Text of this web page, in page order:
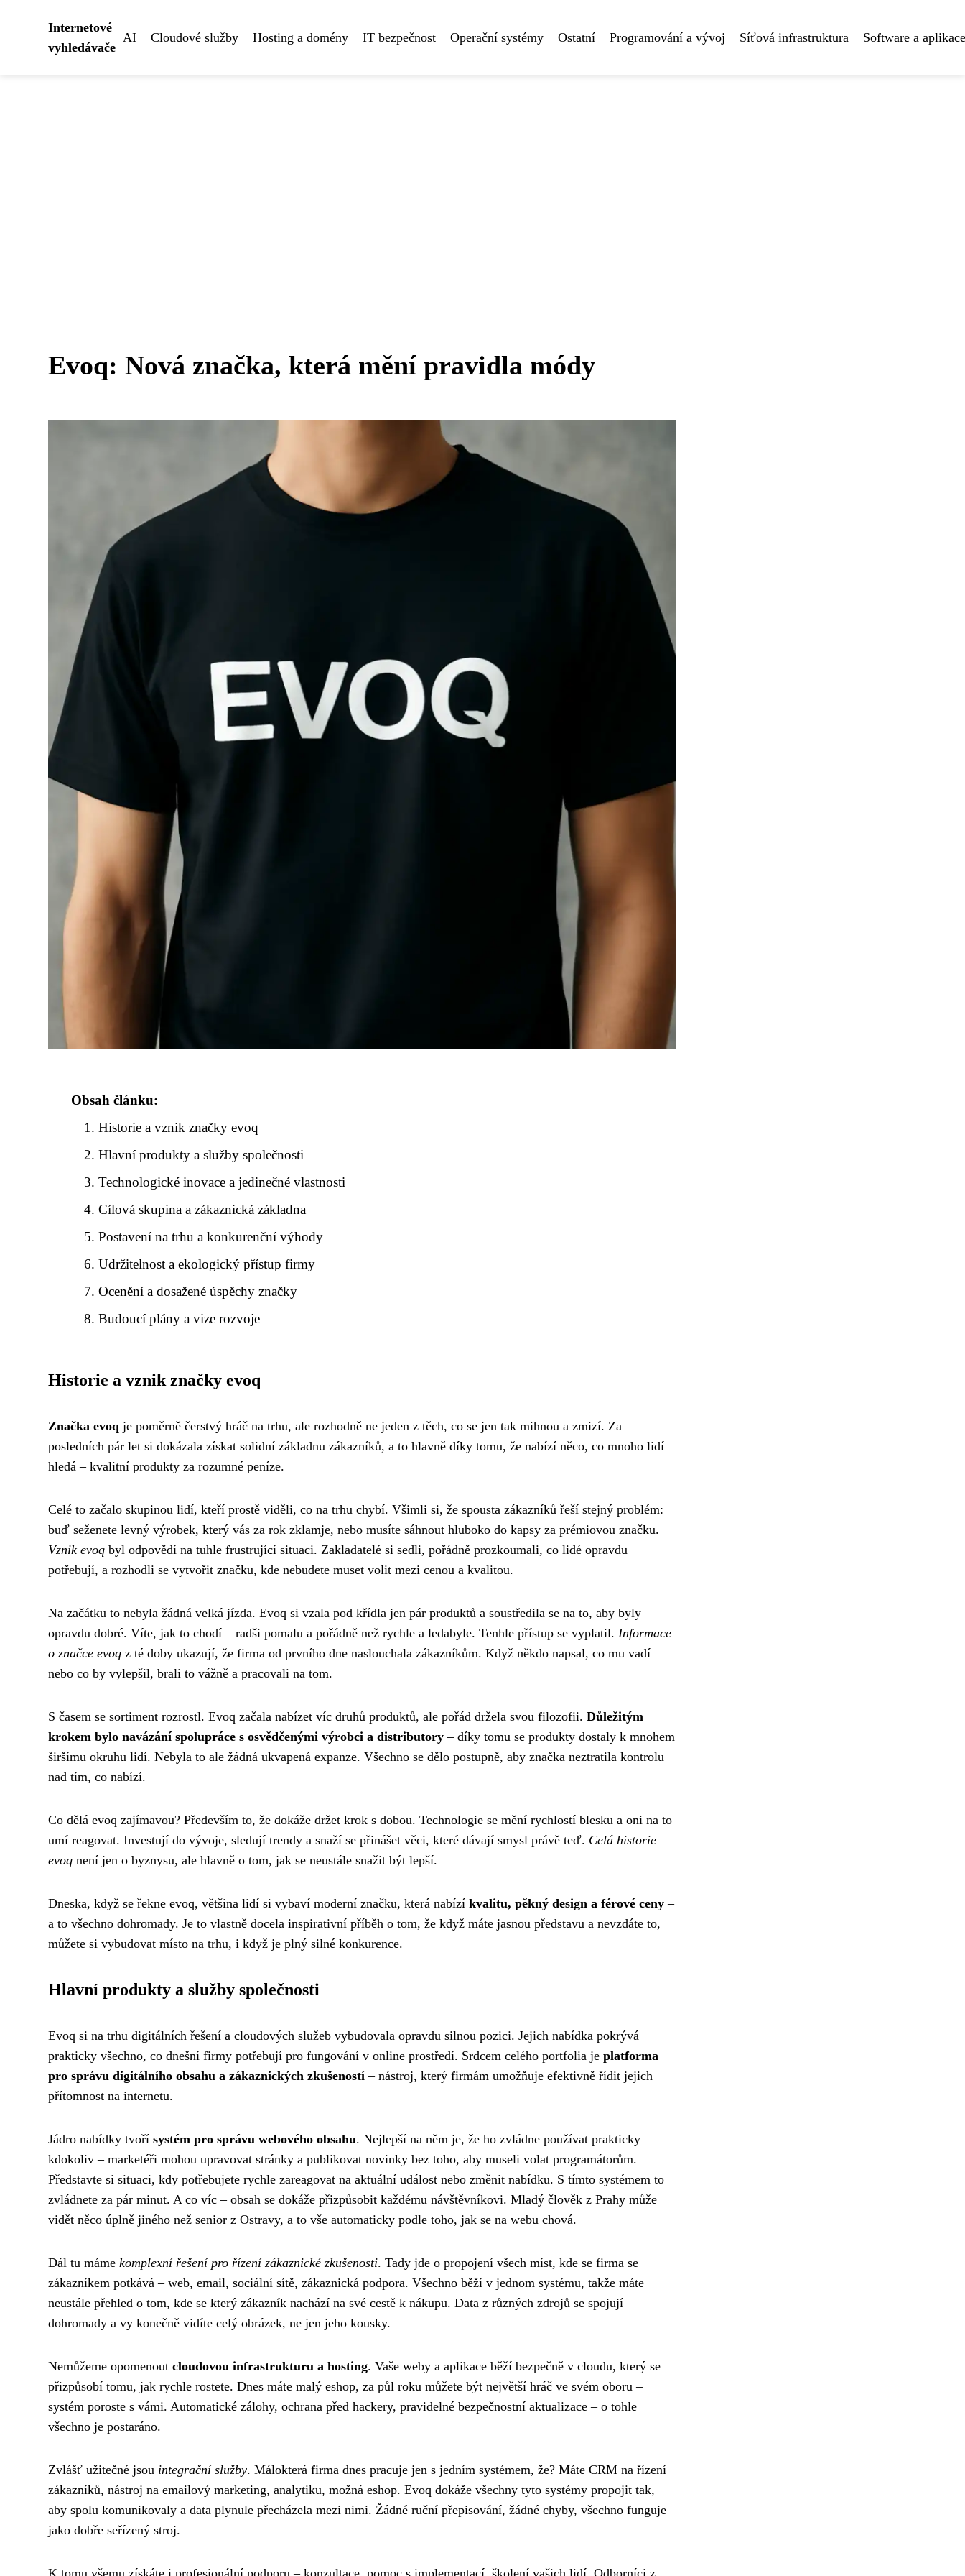
Internetové
vyhledávače
AI Cloudové služby Hosting a domény IT bezpečnost Operační systémy Ostatní Programování a vývoj Síťová infrastruktura Software a aplikace
Evoq: Nová značka, která mění pravidla módy
Obsah článku:
Historie a vznik značky evoq
Hlavní produkty a služby společnosti
Technologické inovace a jedinečné vlastnosti
Cílová skupina a zákaznická základna
Postavení na trhu a konkurenční výhody
Udržitelnost a ekologický přístup firmy
Ocenění a dosažené úspěchy značky
Budoucí plány a vize rozvoje
Historie a vznik značky evoq
Značka evoq je poměrně čerstvý hráč na trhu, ale rozhodně ne jeden z těch, co se jen tak mihnou a zmizí. Za
posledních pár let si dokázala získat solidní základnu zákazníků, a to hlavně díky tomu, že nabízí něco, co mnoho lidí
hledá – kvalitní produkty za rozumné peníze.
Celé to začalo skupinou lidí, kteří prostě viděli, co na trhu chybí. Všimli si, že spousta zákazníků řeší stejný problém:
buď seženete levný výrobek, který vás za rok zklamje, nebo musíte sáhnout hluboko do kapsy za prémiovou značku.
Vznik evoq byl odpovědí na tuhle frustrující situaci. Zakladatelé si sedli, pořádně prozkoumali, co lidé opravdu
potřebují, a rozhodli se vytvořit značku, kde nebudete muset volit mezi cenou a kvalitou.
Na začátku to nebyla žádná velká jízda. Evoq si vzala pod křídla jen pár produktů a soustředila se na to, aby byly
opravdu dobré. Víte, jak to chodí – radši pomalu a pořádně než rychle a ledabyle. Tenhle přístup se vyplatil. Informace
o značce evoq z té doby ukazují, že firma od prvního dne naslouchala zákazníkům. Když někdo napsal, co mu vadí
nebo co by vylepšil, brali to vážně a pracovali na tom.
S časem se sortiment rozrostl. Evoq začala nabízet víc druhů produktů, ale pořád držela svou filozofii. Důležitým
krokem bylo navázání spolupráce s osvědčenými výrobci a distributory – díky tomu se produkty dostaly k mnohem
širšímu okruhu lidí. Nebyla to ale žádná ukvapená expanze. Všechno se dělo postupně, aby značka neztratila kontrolu
nad tím, co nabízí.
Co dělá evoq zajímavou? Především to, že dokáže držet krok s dobou. Technologie se mění rychlostí blesku a oni na to
umí reagovat. Investují do vývoje, sledují trendy a snaží se přinášet věci, které dávají smysl právě teď. Celá historie
evoq není jen o byznysu, ale hlavně o tom, jak se neustále snažit být lepší.
Dneska, když se řekne evoq, většina lidí si vybaví moderní značku, která nabízí kvalitu, pěkný design a férové ceny –
a to všechno dohromady. Je to vlastně docela inspirativní příběh o tom, že když máte jasnou představu a nevzdáte to,
můžete si vybudovat místo na trhu, i když je plný silné konkurence.
Hlavní produkty a služby společnosti
Evoq si na trhu digitálních řešení a cloudových služeb vybudovala opravdu silnou pozici. Jejich nabídka pokrývá
prakticky všechno, co dnešní firmy potřebují pro fungování v online prostředí. Srdcem celého portfolia je platforma
pro správu digitálního obsahu a zákaznických zkušeností– nástroj, který firmám umožňuje efektivně řídit jejich
přítomnost na internetu.
Jádro nabídky tvoří systém pro správu webového obsahu. Nejlepší na něm je, že ho zvládne používat prakticky
kdokoliv – marketéři mohou upravovat stránky a publikovat novinky bez toho, aby museli volat programátorům.
Představte si situaci, kdy potřebujete rychle zareagovat na aktuální událost nebo změnit nabídku. S tímto systémem to
zvládnete za pár minut. A co víc – obsah se dokáže přizpůsobit každému návštěvníkovi. Mladý člověk z Prahy může
vidět něco úplně jiného než senior z Ostravy, a to vše automaticky podle toho, jak se na webu chová.
Dál tu máme komplexní řešení pro řízení zákaznické zkušenosti. Tady jde o propojení všech míst, kde se firma se
zákazníkem potkává – web, email, sociální sítě, zákaznická podpora. Všechno běží v jednom systému, takže máte
neustále přehled o tom, kde se který zákazník nachází na své cestě k nákupu. Data z různých zdrojů se spojují
dohromady a vy konečně vidíte celý obrázek, ne jen jeho kousky.
Nemůžeme opomenout cloudovou infrastrukturu a hosting. Vaše weby a aplikace běží bezpečně v cloudu, který se
přizpůsobí tomu, jak rychle rostete. Dnes máte malý eshop, za půl roku můžete být největší hráč ve svém oboru –
systém poroste s vámi. Automatické zálohy, ochrana před hackery, pravidelné bezpečnostní aktualizace – o tohle
všechno je postaráno.
Zvlášť užitečné jsou integrační služby. Málokterá firma dnes pracuje jen s jedním systémem, že? Máte CRM na řízení
zákazníků, nástroj na emailový marketing, analytiku, možná eshop. Evoq dokáže všechny tyto systémy propojit tak,
aby spolu komunikovaly a data plynule přecházela mezi nimi. Žádné ruční přepisování, žádné chyby, všechno funguje
jako dobře seřízený stroj.
K tomu všemu získáte i profesionální podporu – konzultace, pomoc s implementací, školení vašich lidí. Odborníci z